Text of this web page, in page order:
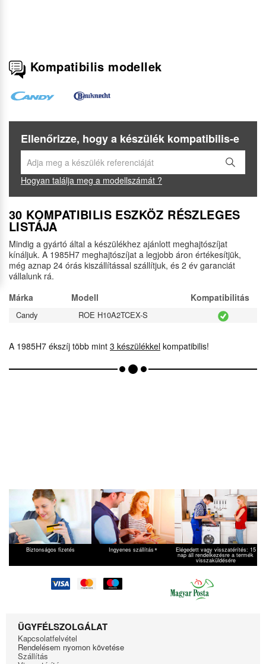
Kompatibilis modellek
Ellenőrizze, hogy a készülék kompatibilis-e
Hogyan találja meg a modellszámát ?
30 KOMPATIBILIS ESZKÖZ RÉSZLEGES
LISTÁJA
Mindig a gyártó által a készülékhez ajánlott meghajtószíjat
kínáljuk. A 1985H7 meghajtószíjat a legjobb áron értékesítjük,
még aznap 24 órás kiszállítással szállítjuk, és 2 év garanciát
vállalunk rá.
Márka
Modell Kompatibilitás
Candy ROE H10A2TCEX-S
A 1985H7 ékszíj több mint 3 készülékkel kompatibilis!
Biztonságos fizetés Ingyenes szállítás* Elégedett vagy visszatérítés: 15
nap áll rendelkezésre a termék
visszaküldésére
ÜGYFÉLSZOLGÁLAT
Kapcsolatfelvétel
Rendelésem nyomon követése
Szállítás